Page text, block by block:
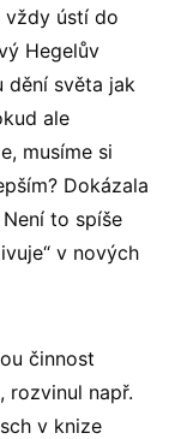
vždy ústí do
Hegelův
dění světa jak
ale
musíme si
Dokázala
to spíše
v nových
činnost
rozvinul např.
v knize